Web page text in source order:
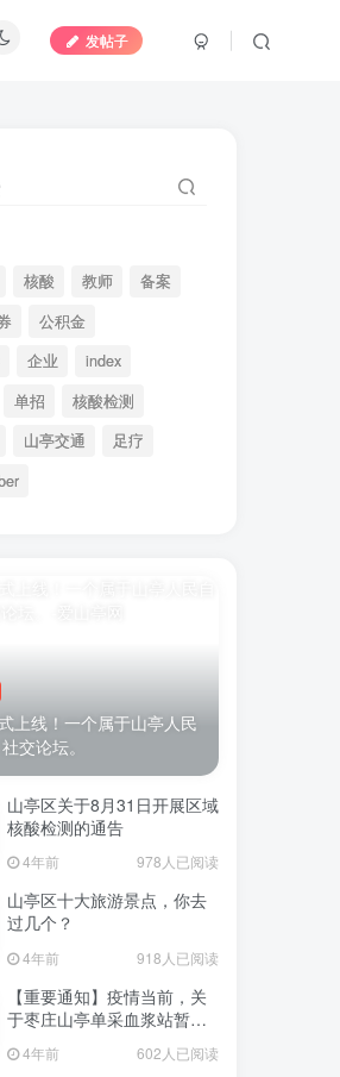
发帖子
核酸 教师
备案
公积金
企业
index
单招
核酸检测
山亭交通
足疗
上线！一个属于山亭人民
交论坛。
山亭区关于8月31日开展区域
核酸检测的通告
4年前 978人已阅读
山亭区十大旅游景点，你去
过几个？
4年前 918人已阅读
【重要通知】疫情当前，关
于枣庄山亭单采血浆站暂停
4年前 602人已阅读